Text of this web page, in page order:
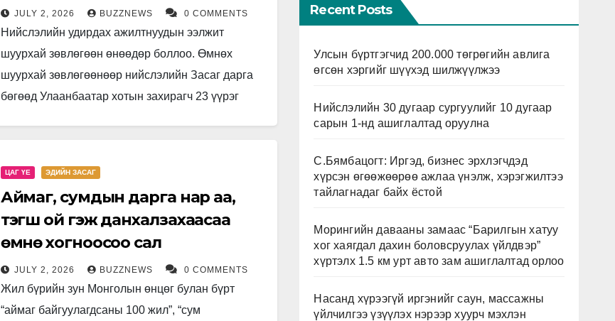
JULY 2, 2026 BUZZNEWS 0 COMMENTS
Нийслэлийн удирдах ажилтнуудын ээлжит
шуурхай зөвлөгөөн өнөөдөр боллоо. Өмнөх
шуурхай зөвлөгөөнөөр нийслэлийн Засаг дарга
бөгөөд Улаанбаатар хотын захирагч 23 үүрэг
ЦАГ ҮЕ ЭДИЙН ЗАСАГ
Аймаг, сумдын дарга нар аа,
тэгш ой гэж данхалзахаасаа
өмнө хогноосоо сал
JULY 2, 2026 BUZZNEWS 0 COMMENTS
Жил бүрийн зун Монголын өнцөг булан бүрт
“аймаг байгуулагдсаны 100 жил”, “сум
Recent Posts
Улсын бүртгэгчид 200.000 төгрөгийн авлига
өгсөн хэргийг шүүхэд шилжүүлжээ
Нийслэлийн 30 дугаар сургуулийг 10 дугаар
сарын 1-нд ашиглалтад оруулна
С.Бямбацогт: Иргэд, бизнес эрхлэгчдэд
хүрсэн өгөөжөөрөө ажлаа үнэлж, хэрэгжилтээ
тайлагнадаг байх ёстой
Морингийн давааны замаас “Барилгын хатуу
хог хаягдал дахин боловсруулах үйлдвэр”
хүртэлх 1.5 км урт авто зам ашиглалтад орлоо
Насанд хүрээгүй иргэнийг саун, массажны
үйлчилгээ үзүүлэх нэрээр хуурч мэхлэн